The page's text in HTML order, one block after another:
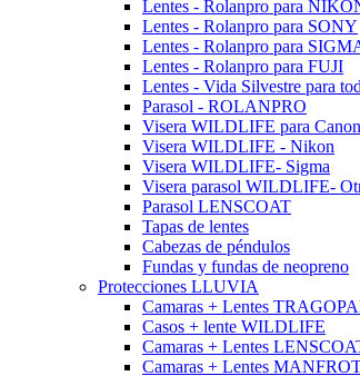
Lentes - Rolanpro para
Lentes - Rolanpro para SONY
Lentes - Rolanpro para
Lentes - Rolanpro para FUJI
Lentes - Vida Silvestre para
Parasol - ROLANPRO
Visera WILDLIFE para Canon
Visera WILDLIFE - Nikon
Visera WILDLIFE- Sigma
Visera parasol WILDLIFE-
Parasol LENSCOAT
Tapas de lentes
Cabezas de péndulos
Fundas y fundas de neopreno
Protecciones LLUVIA
Camaras + Lentes
Casos + lente WILDLIFE
Camaras + Lentes
Camaras + Lentes